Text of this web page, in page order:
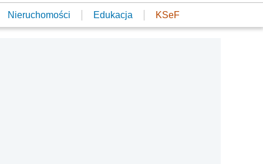
Nieruchomości Edukacja KSeF